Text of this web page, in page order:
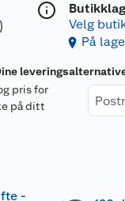
Velg
På
pris for
på ditt
-